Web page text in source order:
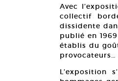
Avec
collectif
dissidente
publié en
établis du
provocateurs…
L’exposition